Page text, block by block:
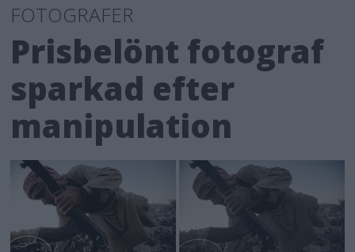
FOTOGRAFER
Prisbelönt fotograf
sparkad efter
manipulation